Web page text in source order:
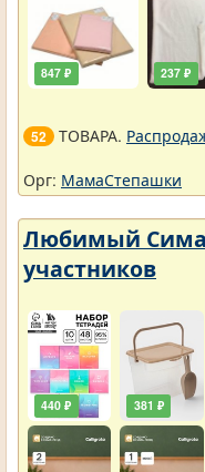
847 ₽ 237 ₽
52 ТОВАРА.
Орг: МамаСтепашки
Любимый
участников
440 ₽ 381 ₽